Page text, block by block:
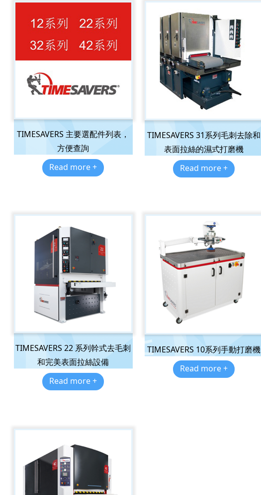
TIMESAVERS 主要選配件列表，
方便查詢
Read more +
TIMESAVERS 31系列毛刺去除和
表面拉絲的濕式打磨機
Read more +
TIMESAVERS 22 系列幹式去毛刺
和完美表面拉絲設備
Read more +
TIMESAVERS 10系列手動打磨機
Read more +